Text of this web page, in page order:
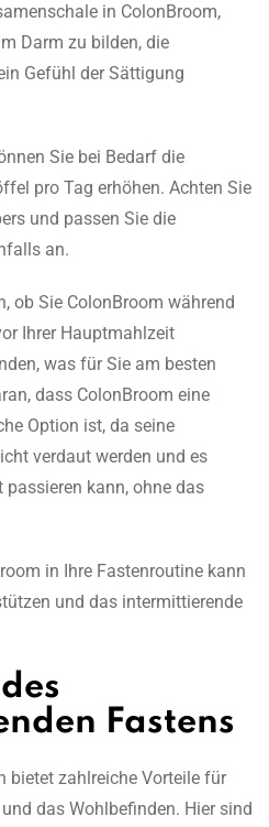
in ColonBroom,
Darm zu bilden, die
Gefühl der Sättigung
Sie bei Bedarf die
pro Tag erhöhen. Achten Sie
und passen Sie die
an.
ob Sie ColonBroom während
Ihrer Hauptmahlzeit
was für Sie am besten
dass ColonBroom eine
Option ist, da seine
verdaut werden und es
kann, ohne das
in Ihre Fastenroutine kann
und das intermittierende
Fastens
bietet zahlreiche Vorteile für
das Wohlbefinden. Hier sind